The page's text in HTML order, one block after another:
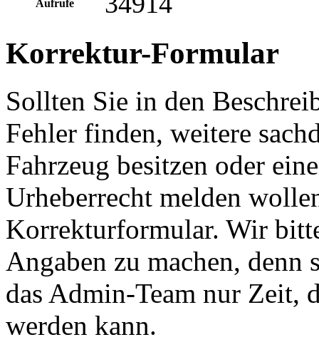
Aufrufe
Korrektur-Formular
Sollten Sie in den
Fehler finden, weitere
Fahrzeug besitzen oder
Urheberrecht melden
Korrekturformular. Wir
Angaben zu machen,
das Admin-Team nur Zeit,
werden kann.